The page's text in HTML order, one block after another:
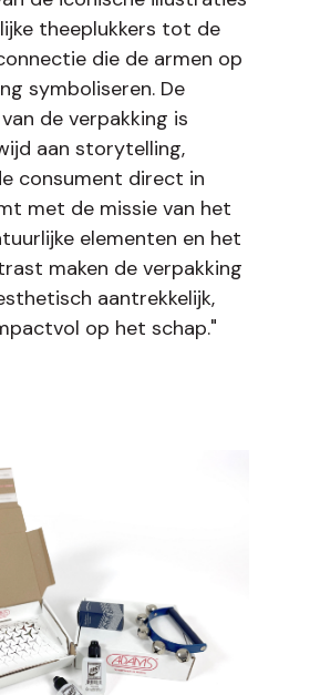
theeplukkers tot de
die de armen op
symboliseren. De
de verpakking is
aan storytelling,
consument direct in
met de missie van het
elementen en het
maken de verpakking
aantrekkelijk,
op het schap."